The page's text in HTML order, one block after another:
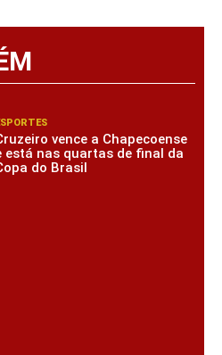
vence a Chapecoense
está nas quartas de final da
do Brasil